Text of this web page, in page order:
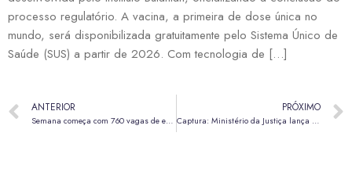
processo regulatório. A vacina, a primeira de dose única no
mundo, será disponibilizada gratuitamente pelo Sistema Único de
Saúde (SUS) a partir de 2026. Com tecnologia de […]
ANTERIOR
Semana começa com 760 vagas de emprego nas agências do trabalhador do DF
PRÓXIMO
Captura: Ministério da Justiça lança site com foragidos mais procurados do país